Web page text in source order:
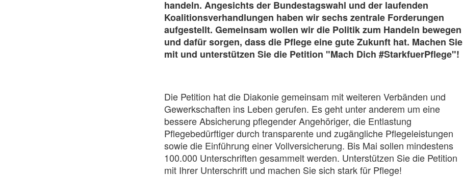
handeln. Angesichts der Bundestagswahl und der laufenden
Koalitionsverhandlungen haben wir sechs zentrale Forderungen
aufgestellt. Gemeinsam wollen wir die Politik zum Handeln bewegen
und dafür sorgen, dass die Pflege eine gute Zukunft hat. Machen Sie
mit und unterstützen Sie die Petition "Mach Dich #StarkfuerPflege"!
Die Petition hat die Diakonie gemeinsam mit weiteren Verbänden und
Gewerkschaften ins Leben gerufen. Es geht unter anderem um eine
bessere Absicherung pflegender Angehöriger, die Entlastung
Pflegebedürftiger durch transparente und zugängliche Pflegeleistungen
sowie die Einführung einer Vollversicherung. Bis Mai sollen mindestens
100.000 Unterschriften gesammelt werden. Unterstützen Sie die Petition
mit Ihrer Unterschrift und machen Sie sich stark für Pflege!